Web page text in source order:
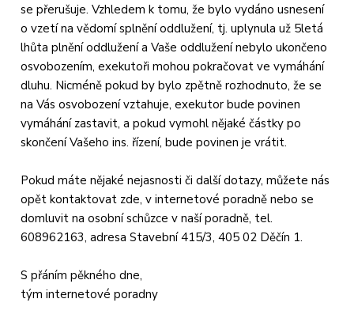
se přerušuje. Vzhledem k tomu, že bylo vydáno usnesení
o vzetí na vědomí splnění oddlužení, tj. uplynula už 5letá
lhůta plnění oddlužení a Vaše oddlužení nebylo ukončeno
osvobozením, exekutoři mohou pokračovat ve vymáhání
dluhu. Nicméně pokud by bylo zpětně rozhodnuto, že se
na Vás osvobození vztahuje, exekutor bude povinen
vymáhání zastavit, a pokud vymohl nějaké částky po
skončení Vašeho ins. řízení, bude povinen je vrátit.
Pokud máte nějaké nejasnosti či další dotazy, můžete nás
opět kontaktovat zde, v internetové poradně nebo se
domluvit na osobní schůzce v naší poradně, tel.
608962163, adresa Stavební 415/3, 405 02 Děčín 1.
S přáním pěkného dne,
tým internetové poradny